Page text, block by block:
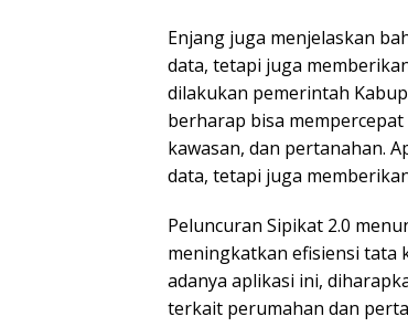
Enjang juga menjelaskan
data, tetapi juga
dilakukan pemerintah
berharap bisa
kawasan, dan pertanahan.
data, tetapi juga
Peluncuran Sipikat 2.0
meningkatkan efisiensi tata
adanya aplikasi ini,
terkait perumahan dan